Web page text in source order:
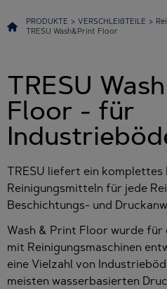
PRODUKTE > VERSCHLEIßTEILE >
TRESU Wash&Print Floor
TRESU
Floor - für
TRESU liefert ein
Reinigungsmitteln für jede
Beschichtungs- und
Wash & Print Floor wurde für
mit Reinigungsmaschinen
eine Vielzahl von
meisten wasserbasierten